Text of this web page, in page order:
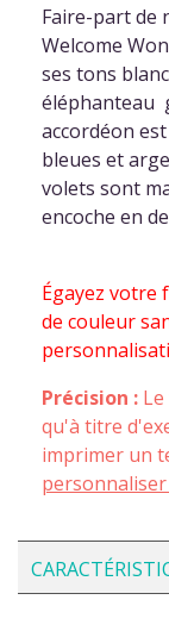
Faire-part de
Welcome
ses tons
éléphanteau
accordéon
bleues et
volets sont
encoche en
Égayez votre
de couleur
Précision :
qu'à titre
imprimer un
personnaliser